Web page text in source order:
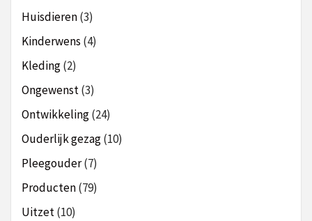
Huisdieren(3)
Kinderwens (4)
Kleding(2)
Ongewenst(3)
Ontwikkeling(24)
Ouderlijk gezag(10)
Pleegouder(7)
Producten(79)
Uitzet(10)